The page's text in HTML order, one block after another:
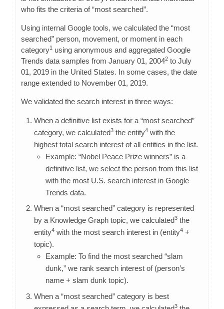
who fits the criteria of “most searched”.
Using internal Google tools, we calculated the “most
searched” person, movement, or moment in each
category1 using anonymous and aggregated Google
Trends data samples from January 01, 20042 to July
01, 2019 in the United States. In some cases, the date
range extended to November 01, 2019.
We validated the search interest in three ways:
When a definitive list exists for a “most searched”
category, we calculated3 the entity4 with the
highest total search interest of all entities in the list.
Example: “Nobel Peace Prize winners” is a
definitive list, we select the person from this list
with the most U.S. search interest in Google
Trends data.
When a “most searched” category is represented
by a Knowledge Graph topic, we calculated3 the
entity4 with the most search interest in (entity4 +
topic).
Example: To find the most searched “slam
dunk,” we rank search interest of (person’s
name + slam dunk topic).
When a “most searched” category is best
3